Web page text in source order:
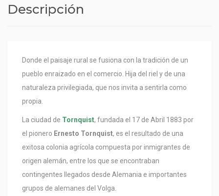
Descripción
Donde el paisaje rural se fusiona con la tradición de un
pueblo enraizado en el comercio. Hija del riel y de una
naturaleza privilegiada, que nos invita a sentirla como
propia.
La ciudad de Tornquist, fundada el 17 de Abril 1883 por
el pionero Ernesto Tornquist, es el resultado de una
exitosa colonia agrícola compuesta por inmigrantes de
origen alemán, entre los que se encontraban
contingentes llegados desde Alemania e importantes
grupos de alemanes del Volga.